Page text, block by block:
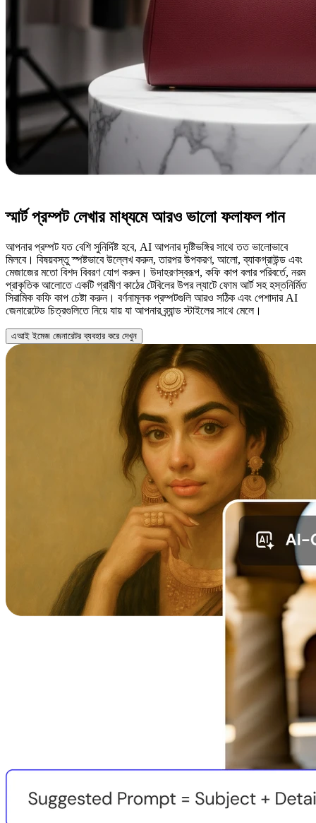
স্মার্ট প্রম্পট লেখার মাধ্যমে আরও ভালো ফলাফল পান
আপনার প্রম্পট যত বেশি সুনির্দিষ্ট হবে, AI আপনার দৃষ্টিভঙ্গির সাথে তত ভালোভাবে
মিলবে। বিষয়বস্তু স্পষ্টভাবে উল্লেখ করুন, তারপর উপকরণ, আলো, ব্যাকগ্রাউন্ড এবং
মেজাজের মতো বিশদ বিবরণ যোগ করুন। উদাহরণস্বরূপ, কফি কাপ বলার পরিবর্তে, নরম
প্রাকৃতিক আলোতে একটি গ্রামীণ কাঠের টেবিলের উপর ল্যাটে ফোম আর্ট সহ হস্তনির্মিত
সিরামিক কফি কাপ চেষ্টা করুন। বর্ণনামূলক প্রম্পটগুলি আরও সঠিক এবং পেশাদার AI
জেনারেটেড চিত্রগুলিতে নিয়ে যায় যা আপনার ব্র্যান্ড স্টাইলের সাথে মেলে।
এআই ইমেজ জেনারেটর ব্যবহার করে দেখুন